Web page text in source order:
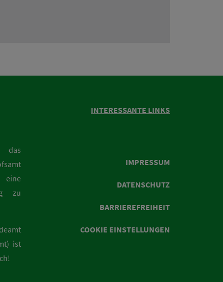
das
eine
zu
ist
INTERESSANTE LINKS
IMPRESSUM
DATENSCHUTZ
BARRIEREFREIHEIT
COOKIE EINSTELLUNGEN